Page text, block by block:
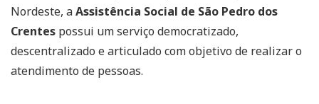
Nordeste, aAssistência Social de São Pedro dos
Crentes possui um serviço democratizado,
descentralizado e articulado com objetivo de realizar o
atendimento de pessoas.